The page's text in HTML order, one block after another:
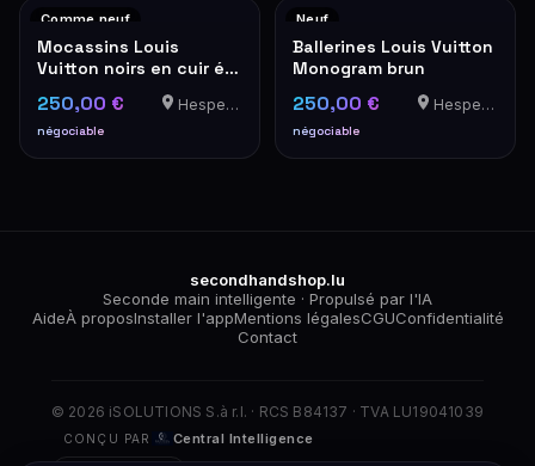
Comme neuf
Mocassins Louis
Vuitton noirs en cuir épi
avec logo LV doré
250,00 €
négociable
Hesperange
Neuf
Ballerines Louis Vuitton
Monogram brun
250,00 €
négociable
Hesperange
secondhandshop.lu
Seconde main intelligente · Propulsé par l'IA
AideÀ proposInstaller l'appMentions légalesCGUConfidentialité
Contact
© 2026 iSOLUTIONS S.à r.l. · RCS B84137 · TVA LU19041039
CONÇU PAR Central Intelligence